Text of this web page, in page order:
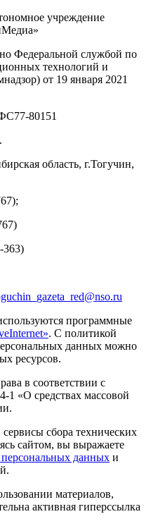
учреждение
Федеральной службой по
технологий и
от 19 января 2021
80151
область, г.Тогучин,
363)
gazeta red@nso.ru
программные
. С политикой
данных можно
ресурсов.
в соответствии с
«О средствах массовой
сбора технических
сайтом, вы выражаете
данных и
материалов,
активная гиперссылка